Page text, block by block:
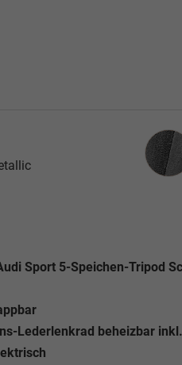
Sport 5-Speichen-Tripod
Lederlenkrad beheizbar